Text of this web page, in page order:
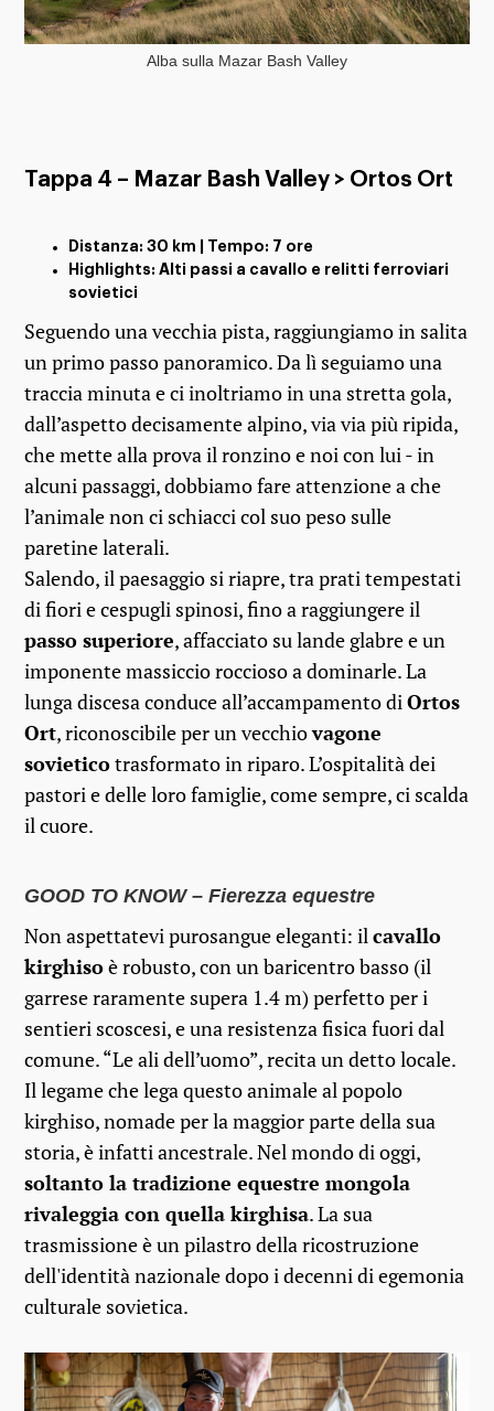
Alba sulla Mazar Bash Valley
Tappa 4 – Mazar Bash Valley > Ortos Ort
Distanza: 30 km | Tempo: 7 ore
Highlights: Alti passi a cavallo e relitti ferroviari
sovietici
Seguendo una vecchia pista, raggiungiamo in salita
un primo passo panoramico. Da lì seguiamo una
traccia minuta e ci inoltriamo in una stretta gola,
dall’aspetto decisamente alpino, via via più ripida,
che mette alla prova il ronzino e noi con lui - in
alcuni passaggi, dobbiamo fare attenzione a che
l’animale non ci schiacci col suo peso sulle
paretine laterali.
Salendo, il paesaggio si riapre, tra prati tempestati
di fiori e cespugli spinosi, fino a raggiungere il
passo superiore, affacciato su lande glabre e un
imponente massiccio roccioso a dominarle. La
lunga discesa conduce all’accampamento diOrtos
Ort, riconoscibile per un vecchiovagone
sovieticotrasformato in riparo. L’ospitalità dei
pastori e delle loro famiglie, come sempre, ci scalda
il cuore.
GOOD TO KNOW – Fierezza equestre
Non aspettatevi purosangue eleganti: ilcavallo
kirghisoè robusto, con un baricentro basso (il
garrese raramente supera 1.4 m) perfetto per i
sentieri scoscesi, e una resistenza fisica fuori dal
comune. “Le ali dell’uomo”, recita un detto locale.
Il legame che lega questo animale al popolo
kirghiso, nomade per la maggior parte della sua
storia, è infatti ancestrale. Nel mondo di oggi,
soltanto la tradizione equestre mongola
rivaleggia con quella kirghisa. La sua
trasmissione è un pilastro della ricostruzione
dell'identità nazionale dopo i decenni di egemonia
culturale sovietica.